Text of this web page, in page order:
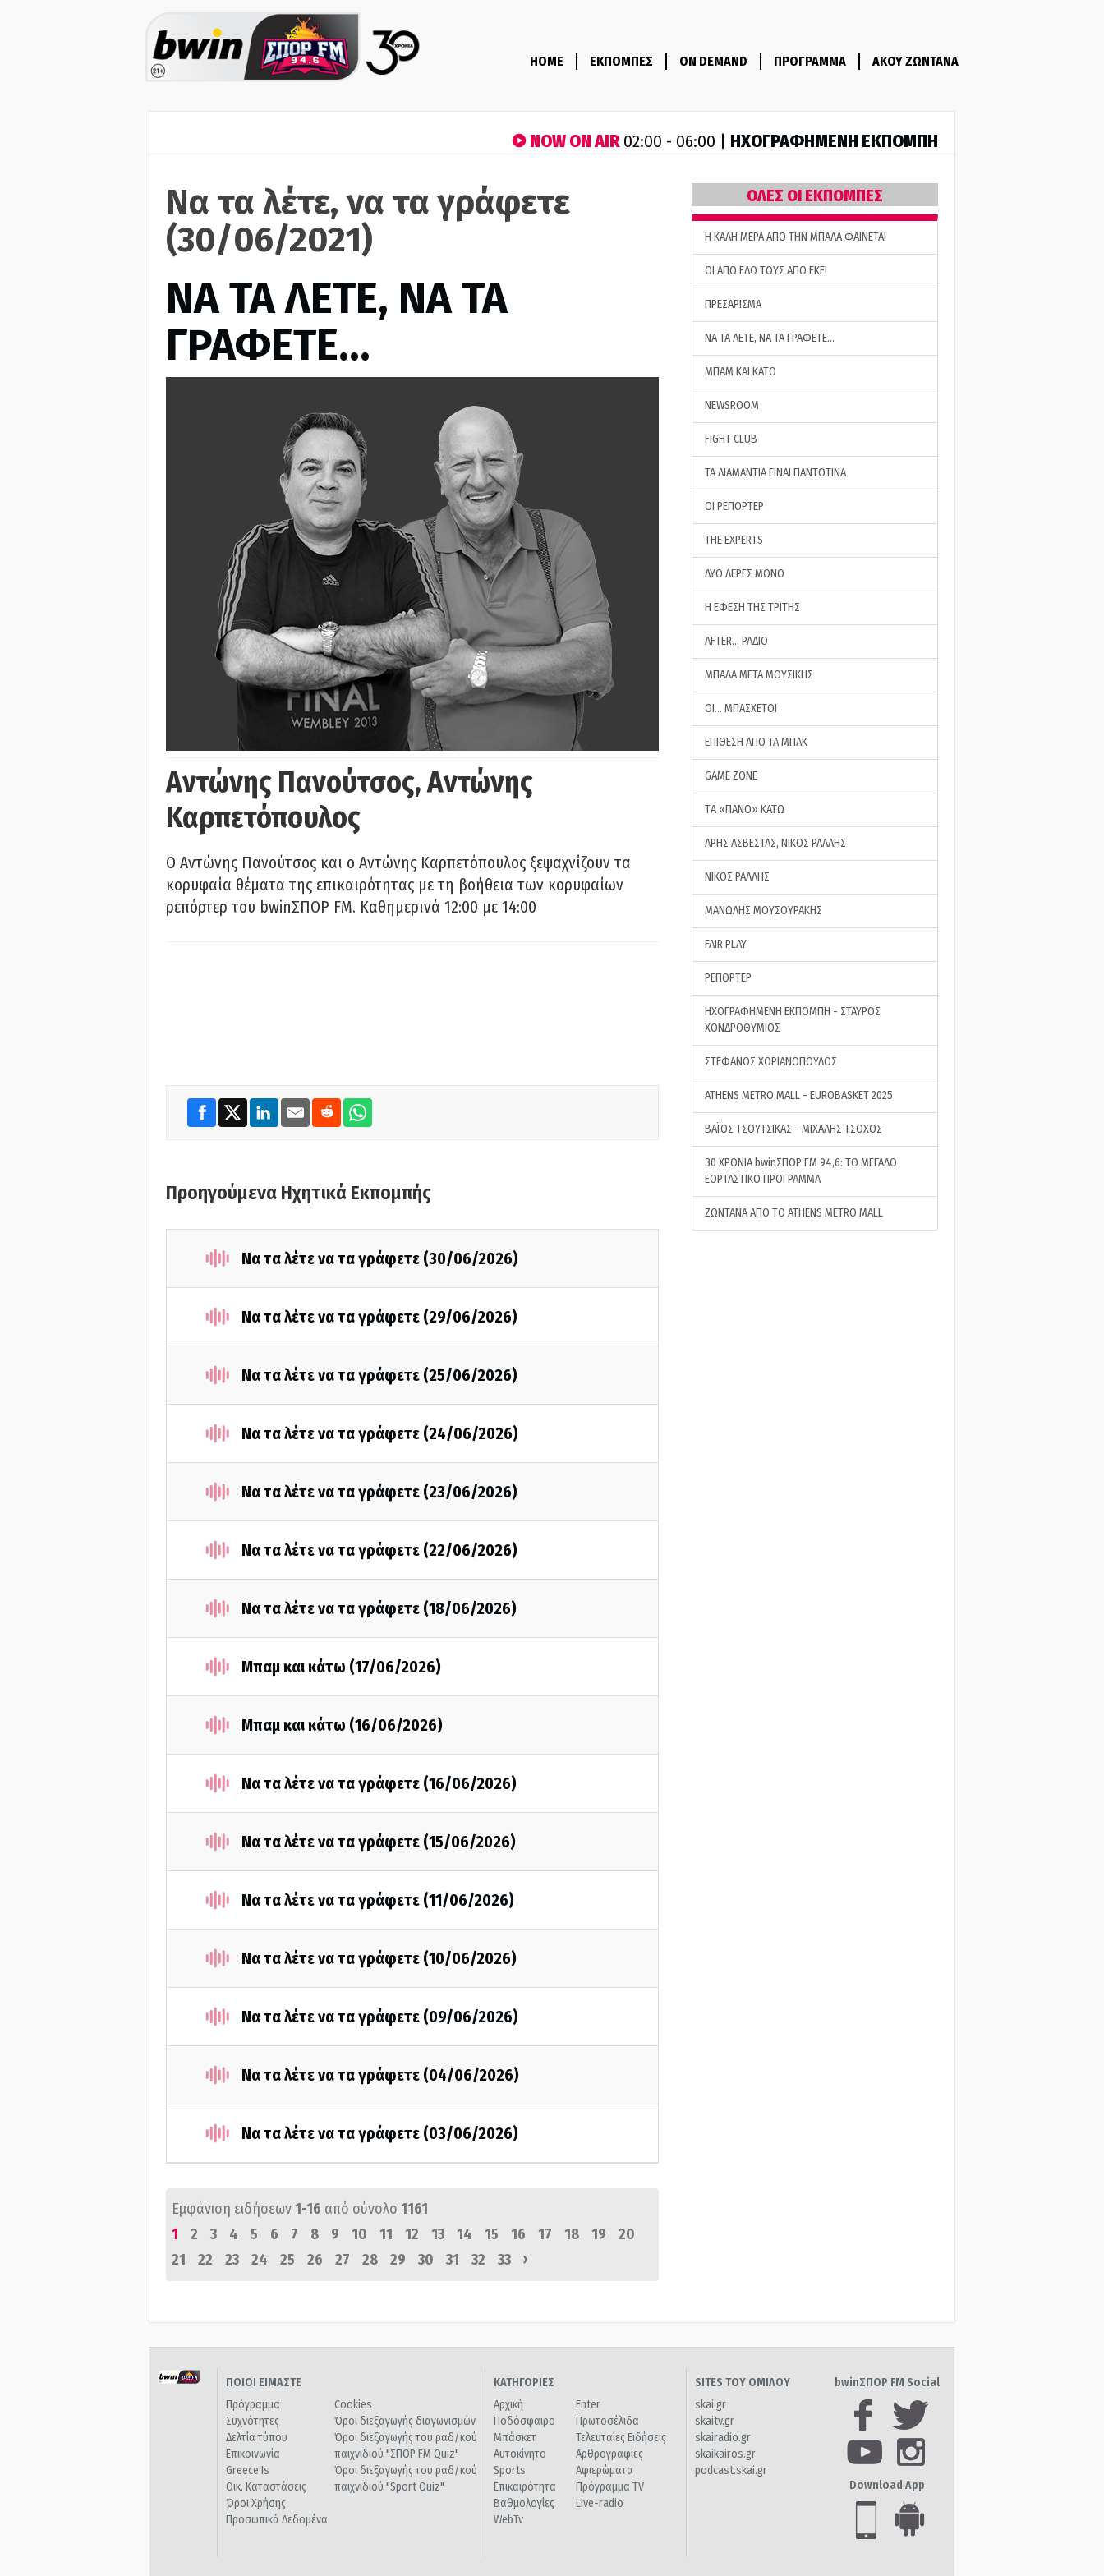
HOME ΕΚΠΟΜΠΕΣ ON DEMAND ΠΡΟΓΡΑΜΜΑ ΑΚΟΥ ΖΩΝΤΑΝΑ
NOW ON AIR02:00 - 06:00 | ΗΧΟΓΡΑΦΗΜΕΝΗ ΕΚΠΟΜΠΗ
Να τα λέτε, να τα γράφετε
(30/06/2021)
ΝΑ ΤΑ ΛΕΤΕ, ΝΑ ΤΑ
ΓΡΑΦΕΤΕ…
Αντώνης Πανούτσος, Αντώνης
Καρπετόπουλος
Ο Αντώνης Πανούτσος και ο Αντώνης Καρπετόπουλος ξεψαχνίζουν τα
κορυφαία θέματα της επικαιρότητας με τη βοήθεια των κορυφαίων
ρεπόρτερ του bwinΣΠΟΡ FM. Καθημερινά 12:00 με 14:00
Προηγούμενα Ηχητικά Εκπομπής
Να τα λέτε να τα γράφετε (30/06/2026)
Να τα λέτε να τα γράφετε (29/06/2026)
Να τα λέτε να τα γράφετε (25/06/2026)
Να τα λέτε να τα γράφετε (24/06/2026)
Να τα λέτε να τα γράφετε (23/06/2026)
Να τα λέτε να τα γράφετε (22/06/2026)
Να τα λέτε να τα γράφετε (18/06/2026)
Μπαμ και κάτω (17/06/2026)
Μπαμ και κάτω (16/06/2026)
Να τα λέτε να τα γράφετε (16/06/2026)
Να τα λέτε να τα γράφετε (15/06/2026)
Να τα λέτε να τα γράφετε (11/06/2026)
Να τα λέτε να τα γράφετε (10/06/2026)
Να τα λέτε να τα γράφετε (09/06/2026)
Να τα λέτε να τα γράφετε (04/06/2026)
Να τα λέτε να τα γράφετε (03/06/2026)
Εμφάνιση ειδήσεων1-16 από σύνολο 1161
1
2 3 4 5 6 7 8 9 10 11 12 13 14 15 16 17 18 19
20
21
22 23 24 25 26 27 28 29 30 31 32 33 ›
ΟΛΕΣ ΟΙ ΕΚΠΟΜΠΕΣ
H ΚΑΛΗ ΜΕΡΑ ΑΠΟ ΤΗΝ ΜΠΑΛΑ ΦΑΙΝΕΤΑΙ
ΟΙ ΑΠΟ ΕΔΩ ΤΟΥΣ ΑΠΟ ΕΚΕΙ
ΠΡΕΣΑΡΙΣΜΑ
ΝΑ ΤΑ ΛΕΤΕ, ΝΑ ΤΑ ΓΡΑΦΕΤΕ…
ΜΠΑΜ ΚΑΙ ΚΑΤΩ
NEWSROOM
FIGHT CLUB
ΤΑ ΔΙΑΜΑΝΤΙΑ ΕΙΝΑΙ ΠΑΝΤΟΤΙΝΑ
ΟΙ ΡΕΠΟΡΤΕΡ
THE EXPERTS
ΔΥΟ ΛΕΡΕΣ ΜΟΝΟ
Η ΕΦΕΣΗ ΤΗΣ ΤΡΙΤΗΣ
AFTER… ΡΑΔΙΟ
ΜΠΑΛΑ ΜΕΤΑ ΜΟΥΣΙΚΗΣ
ΟΙ… ΜΠΑΣΧΕΤΟΙ
ΕΠΙΘΕΣΗ ΑΠΟ ΤΑ ΜΠΑΚ
GAME ZONE
ΤA «ΠΑΝΟ» ΚΑΤΩ
ΑΡΗΣ ΑΣΒΕΣΤΑΣ, ΝΙΚΟΣ ΡΑΛΛΗΣ
ΝΙΚΟΣ ΡΑΛΛΗΣ
ΜΑΝΩΛΗΣ ΜΟΥΣΟΥΡΑΚΗΣ
FAIR PLAY
ΡΕΠΟΡΤΕΡ
ΗΧΟΓΡΑΦΗΜΕΝΗ ΕΚΠΟΜΠΗ - ΣΤΑΥΡΟΣ
ΧΟΝΔΡΟΘΥΜΙΟΣ
ΣΤΕΦΑΝΟΣ ΧΩΡΙΑΝΟΠΟΥΛΟΣ
ATHENS METRO MALL - EUROBASKET 2025
ΒΑΪΟΣ ΤΣΟΥΤΣΙΚΑΣ - ΜΙΧΑΛΗΣ ΤΣΟΧΟΣ
30 ΧΡΟΝΙΑ bwinΣΠΟΡ FM 94,6: ΤΟ ΜΕΓΑΛΟ
ΕΟΡΤΑΣΤΙΚΟ ΠΡΟΓΡΑΜΜΑ
ΖΩΝΤΑΝΑ ΑΠΟ ΤΟ ATHENS METRO MALL
ΠΟΙΟΙ ΕΙΜΑΣΤΕ
Πρόγραμμα
Συχνότητες
Δελτία τύπου
Επικοινωνία
Greece Is
Οικ. Καταστάσεις
Όροι Χρήσης
Προσωπικά Δεδομένα
Cookies
Όροι διεξαγωγής διαγωνισμών
Όροι διεξαγωγής του ραδ/κού
παιχνιδιού "ΣΠΟΡ FM Quiz"
Όροι διεξαγωγής του ραδ/κού
παιχνιδιού "Sport Quiz"
ΚΑΤΗΓΟΡΙΕΣ
Αρχική
Ποδόσφαιρο
Μπάσκετ
Αυτοκίνητο
Sports
Επικαιρότητα
Βαθμολογίες
WebTv
Enter
Πρωτοσέλιδα
Τελευταίες Ειδήσεις
Αρθρογραφίες
Αφιερώματα
Πρόγραμμα TV
Live-radio
SITES ΤΟΥ ΟΜΙΛΟΥ
skai.gr
skaitv.gr
skairadio.gr
skaikairos.gr
podcast.skai.gr
bwinΣΠΟΡ FM Social
Download App